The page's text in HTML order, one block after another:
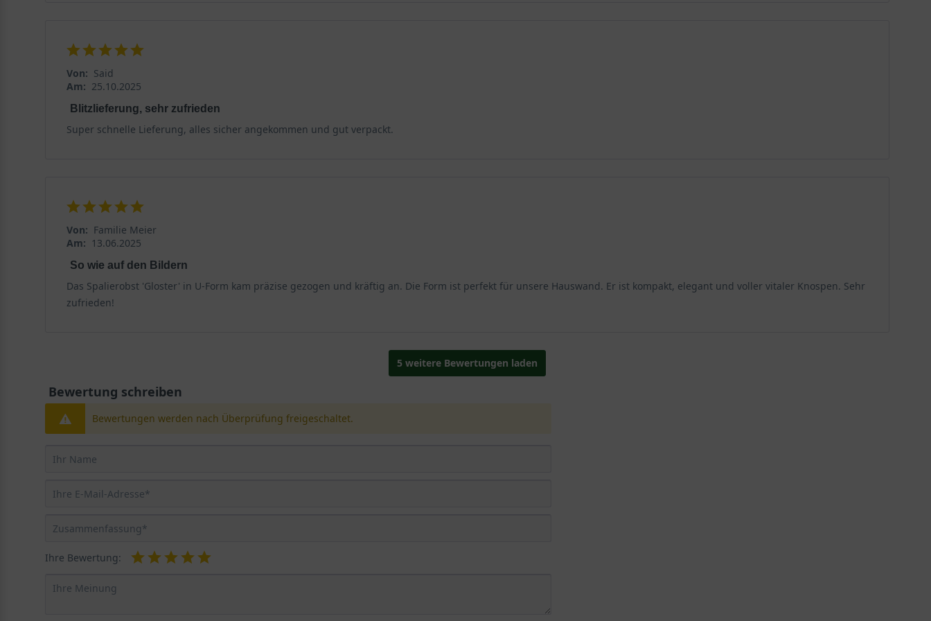
Von: Said
Am: 25.10.2025
Blitzlieferung, sehr zufrieden
Super schnelle Lieferung, alles sicher angekommen und gut verpackt.
Von: Familie Meier
Am: 13.06.2025
So wie auf den Bildern
Das Spalierobst 'Gloster' in U-Form kam präzise gezogen und kräftig an. Die Form ist perfekt für unsere Hauswand. Er ist kompakt, elegant und voller vitaler Knospen. Sehr
zufrieden!
5 weitere Bewertungen laden
Bewertung schreiben
Bewertungen werden nach Überprüfung freigeschaltet.
Ihre Bewertung: